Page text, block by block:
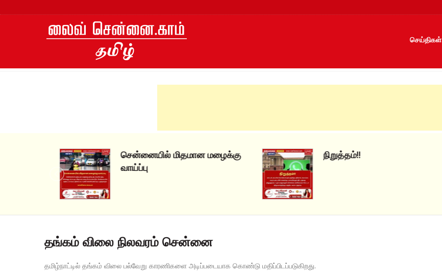
to
செய்திகள்
சென்னையில் மிதமான மழைக்கு
வாய்ப்பு
நிறுத்தம்!!
தங்கம் விலை நிலவரம் சென்னை
தமிழ்நாட்டில் தங்கம் விலை பல்வேறு காரணிகளை அடிப்படையாக கொண்டு மதிப்பிடப்படுகிறது.